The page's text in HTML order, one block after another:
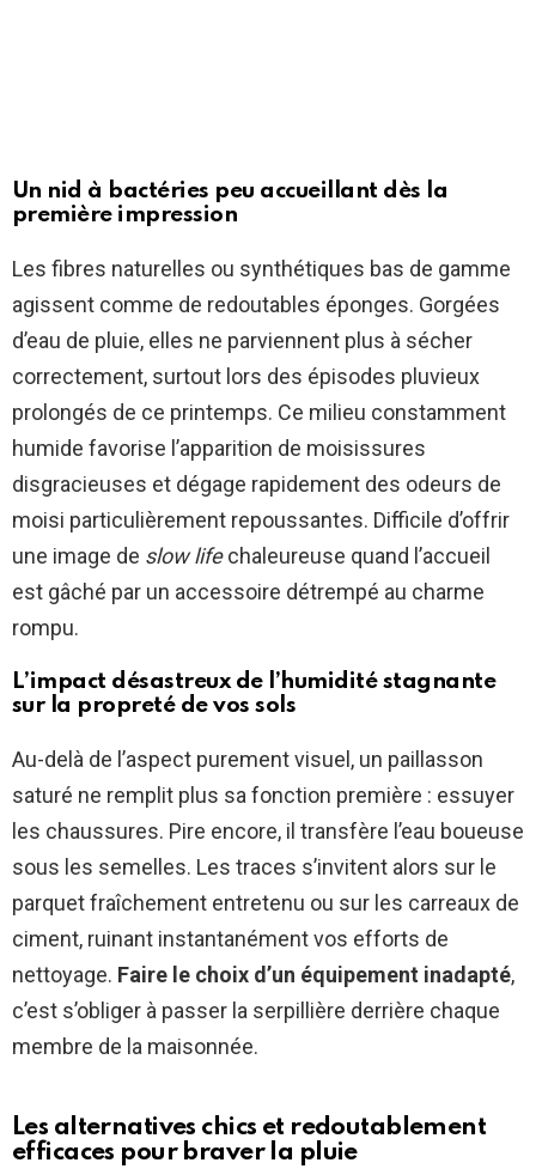
Un nid à bactéries peu accueillant dès la
première impression
Les fibres naturelles ou synthétiques bas de gamme
agissent comme de redoutables éponges. Gorgées
d’eau de pluie, elles ne parviennent plus à sécher
correctement, surtout lors des épisodes pluvieux
prolongés de ce printemps. Ce milieu constamment
humide favorise l’apparition de moisissures
disgracieuses et dégage rapidement des odeurs de
moisi particulièrement repoussantes. Difficile d’offrir
une image de slow lifechaleureuse quand l’accueil
est gâché par un accessoire détrempé au charme
rompu.
L’impact désastreux de l’humidité stagnante
sur la propreté de vos sols
Au-delà de l’aspect purement visuel, un paillasson
saturé ne remplit plus sa fonction première : essuyer
les chaussures. Pire encore, il transfère l’eau boueuse
sous les semelles. Les traces s’invitent alors sur le
parquet fraîchement entretenu ou sur les carreaux de
ciment, ruinant instantanément vos efforts de
nettoyage. Faire le choix d’un équipement inadapté,
c’est s’obliger à passer la serpillière derrière chaque
membre de la maisonnée.
Les alternatives chics et redoutablement
efficaces pour braver la pluie